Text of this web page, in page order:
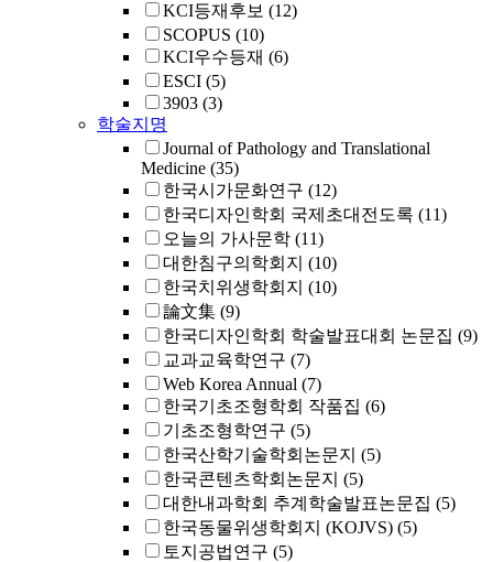
KCI등재후보 (12)
SCOPUS (10)
KCI우수등재 (6)
ESCI (5)
3903 (3)
학술지명
Journal of Pathology and Translational
Medicine (35)
한국시가문화연구 (12)
한국디자인학회 국제초대전도록 (11)
오늘의 가사문학 (11)
대한침구의학회지 (10)
한국치위생학회지 (10)
論文集 (9)
한국디자인학회 학술발표대회 논문집 (9)
교과교육학연구 (7)
Web Korea Annual (7)
한국기초조형학회 작품집 (6)
기초조형학연구 (5)
한국산학기술학회논문지 (5)
한국콘텐츠학회논문지 (5)
대한내과학회 추계학술발표논문집 (5)
한국동물위생학회지 (KOJVS) (5)
토지공법연구 (5)